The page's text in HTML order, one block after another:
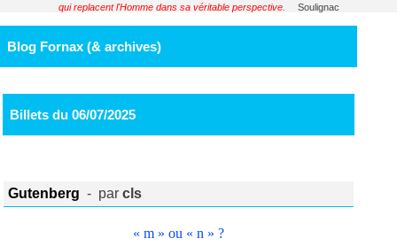
qui replacent l'Homme dans sa véritable perspective.
Soulignac
Blog Fornax (& archives)
Billets du 06/07/2025
Gutenberg - parcls
« m » ou « n » ?